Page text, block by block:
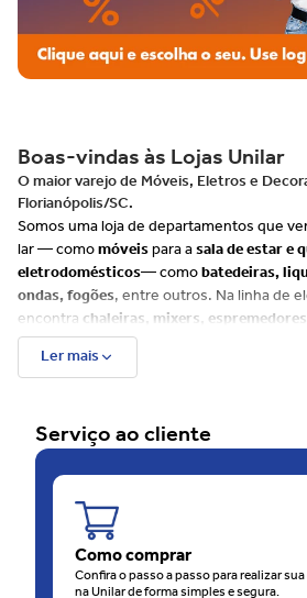
Boas-vindas às Lojas Unilar
O maior varejo de Móveis, Eletros e
Florianópolis/SC.
Somos uma loja de departamentos que
lar — comomóveispara asala de estar e
eletrodomésticos— comobatedeiras,
ondas, fogões, entre outros. Na linha de
encontrachaleiras, mixers,
citar alguns exemplos.
Além disso, há muitos itens para
balanças. Já para o seubebê,
completaque envolve, entre outros
carrinhos.
Além do site, as Lojas Unilar têm 4
Florianópolis, sendo uma rede em franca
de consideração e carinho com o
O motivo disso é que as Lojas Unilar
Ler mais
Serviço ao cliente
Como comprar
Confira o passo a passo para realizar
na Unilar de forma simples e segura.